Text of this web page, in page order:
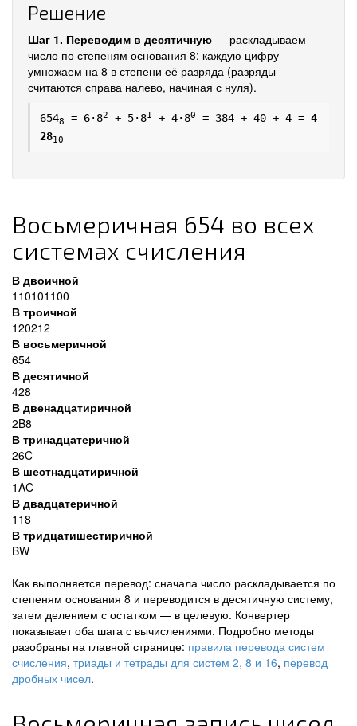
Решение
Шаг 1. Переводим в десятичную — раскладываем
число по степеням основания 8: каждую цифру
умножаем на 8 в степени её разряда (разряды
считаются справа налево, начиная с нуля).
6548 = 6·82 + 5·81 + 4·80 = 384 + 40 + 4 = 4
2810
Восьмеричная 654 во всех
системах счисления
В двоичной
110101100
В троичной
120212
В восьмеричной
654
В десятичной
428
В двенадцатиричной
2B8
В тринадцатеричной
26C
В шестнадцатиричной
1AC
В двадцатеричной
118
В тридцатишестиричной
BW
Как выполняется перевод: сначала число раскладывается по
степеням основания 8 и переводится в десятичную систему,
затем делением с остатком — в целевую. Конвертер
показывает оба шага с вычислениями. Подробно методы
разобраны на главной странице: правила перевода систем
счисления, триады и тетрады для систем 2, 8 и 16, перевод
дробных чисел.